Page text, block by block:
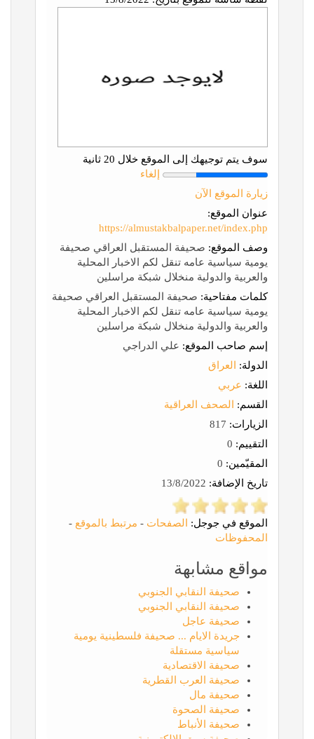
سوف يتم توجيهك إلى الموقع خلال 20 ثانية
إلغاء
زيارة الموقع الآن
عنوان الموقع:
https://almustakbalpaper.net/index.php
وصف الموقع: صحيفة المستقبل العراقي صحيفة
يومية سياسية عامه تنقل لكم الاخبار المحلية
والعربية والدولية منخلال شبكة مراسلين
كلمات مفتاحية: صحيفة المستقبل العراقي صحيفة
يومية سياسية عامه تنقل لكم الاخبار المحلية
والعربية والدولية منخلال شبكة مراسلين
إسم صاحب الموقع: علي الدراجي
الدولة:
العراق
اللغة: عربي
القسم:
الصحف العراقية
الزيارات:
التقييم:
المقيّمين:
تاريخ الإضافة:
الموقع في جوجل: الصفحات - مرتبط بالموقع -
المحفوظات
مواقع مشابهة
صحيفة النقابي الجنوبي
صحيفة النقابي الجنوبي
صحيفة عاجل
جريدة الايام ... صحيفة فلسطينية يومية
سياسية مستقلة
صحيفة الاقتصادية
صحيفة العرب القطرية
صحيفة مال
صحيفة الصحوة
صحيفة الأنباط